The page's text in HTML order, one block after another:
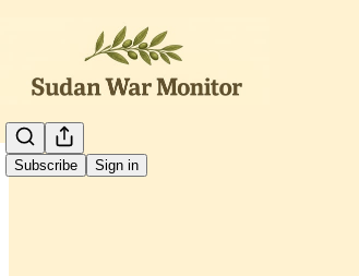
Subscribe Sign in العربية